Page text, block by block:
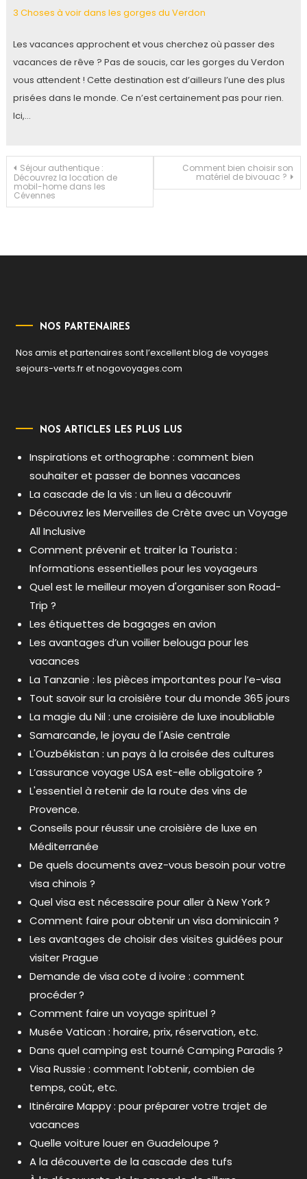
3 Choses à voir dans les gorges du Verdon
Les vacances approchent et vous cherchez où passer des
vacances de rêve ? Pas de soucis, car les gorges du Verdon
vous attendent ! Cette destination est d’ailleurs l’une des plus
prisées dans le monde. Ce n’est certainement pas pour rien.
Ici,…
Navigation
de
Séjour authentique :
Découvrez la location de
mobil-home dans les
Cévennes
Comment bien choisir son
matériel de bivouac ?
NOS PARTENAIRES
Nos amis et partenaires sont l’excellent blog de voyages
sejours-verts.fretnogovoyages.com
NOS ARTICLES LES PLUS LUS
Inspirations et orthographe : comment bien
souhaiter et passer de bonnes vacances
La cascade de la vis : un lieu a découvrir
Découvrez les Merveilles de Crète avec un Voyage
All Inclusive
Comment prévenir et traiter la Tourista :
Informations essentielles pour les voyageurs
Quel est le meilleur moyen d'organiser son Road-
Trip ?
Les étiquettes de bagages en avion
Les avantages d’un voilier belouga pour les
vacances
La Tanzanie : les pièces importantes pour l’e-visa
Tout savoir sur la croisière tour du monde 365 jours
La magie du Nil : une croisière de luxe inoubliable
Samarcande, le joyau de l'Asie centrale
L'Ouzbékistan : un pays à la croisée des cultures
L’assurance voyage USA est-elle obligatoire ?
L'essentiel à retenir de la route des vins de
Provence.
Conseils pour réussir une croisière de luxe en
Méditerranée
De quels documents avez-vous besoin pour votre
visa chinois ?
Quel visa est nécessaire pour aller à New York ?
Comment faire pour obtenir un visa dominicain ?
Les avantages de choisir des visites guidées pour
visiter Prague
Demande de visa cote d ivoire : comment
procéder ?
Comment faire un voyage spirituel ?
Musée Vatican : horaire, prix, réservation, etc.
Dans quel camping est tourné Camping Paradis ?
Visa Russie : comment l’obtenir, combien de
temps, coût, etc.
Itinéraire Mappy : pour préparer votre trajet de
vacances
Quelle voiture louer en Guadeloupe ?
A la découverte de la cascade des tufs